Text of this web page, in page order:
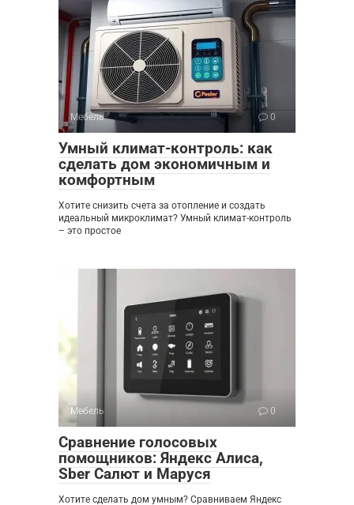
Мебель 0
Умный климат-контроль: как
сделать дом экономичным и
комфортным
Хотите снизить счета за отопление и создать
идеальный микроклимат? Умный климат-контроль
– это простое
Мебель 0
Сравнение голосовых
помощников: Яндекс Алиса,
Sber Салют и Маруся
Хотите сделать дом умным? Сравниваем Яндекс